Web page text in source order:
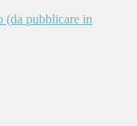
(da pubblicare in